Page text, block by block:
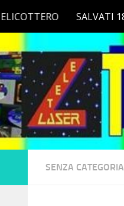
SENZA CATEGORIA